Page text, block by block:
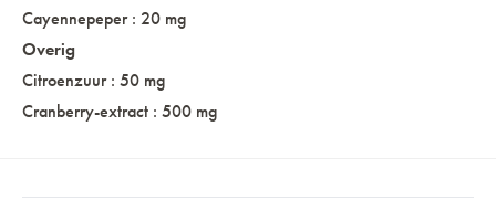
Cayennepeper : 20 mg
Overig
Citroenzuur : 50 mg
Cranberry-extract : 500 mg